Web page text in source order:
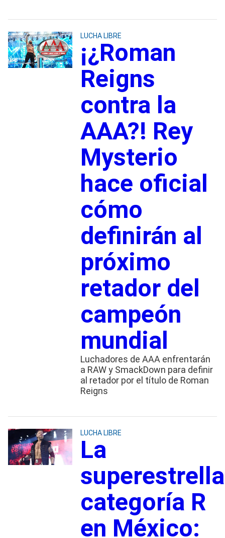
LUCHA LIBRE
¡¿Roman
Reigns
contra la
AAA?! Rey
Mysterio
hace oficial
cómo
definirán al
próximo
retador del
campeón
mundial
Luchadores de AAA enfrentarán
a RAW y SmackDown para definir
al retador por el título de Roman
Reigns
LUCHA LIBRE
La
superestrella
categoría R
en México: